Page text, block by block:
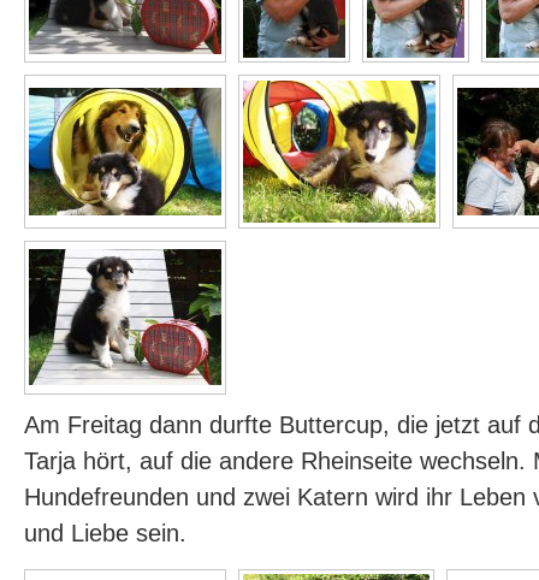
Am Freitag dann durfte Buttercup, die jetzt auf
Tarja hört, auf die andere Rheinseite wechseln.
Hundefreunden und zwei Katern wird ihr Leben
und Liebe sein.